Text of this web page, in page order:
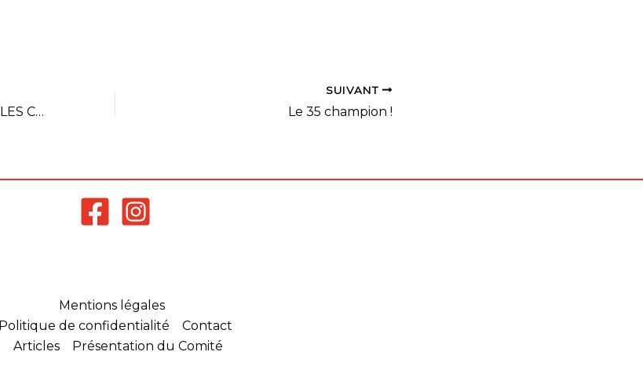
LIVRET ÉDUCATIF POUR LES CHAMPIONNATS DU MONDE 2025
SUIVANT
Le 35 champion !
Mentions légales
Politique de confidentialité
Contact
Articles
Présentation du Comité